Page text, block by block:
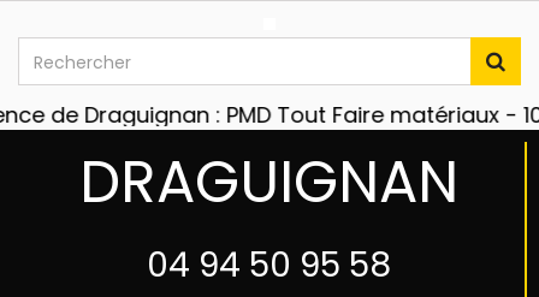
de Draguignan : PMD Tout Faire matériaux -
DRAGUIGNAN
04 94 50 95 58